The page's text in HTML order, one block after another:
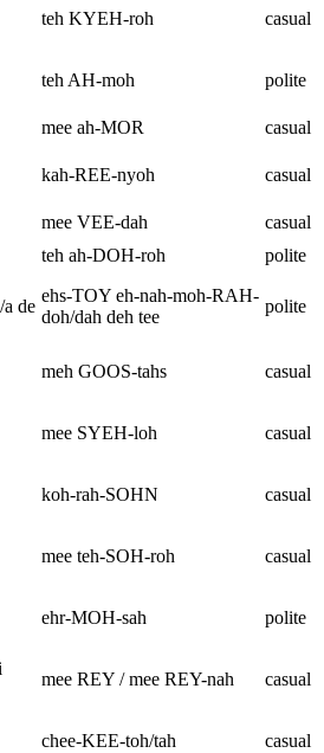
teh KYEH-roh casual
teh AH-moh polite
mee ah-MOR
casual
kah-REE-nyoh casual
mee VEE-dah
casual
teh ah-DOH-roh polite
a de
ehs-TOY eh-nah-moh-RAH-
doh/dah deh tee
polite
meh GOOS-tahs casual
mee SYEH-loh casual
koh-rah-SOHN casual
mee teh-SOH-roh casual
ehr-MOH-sah polite
mee REY / mee REY-nah casual
chee-KEE-toh/tah casual